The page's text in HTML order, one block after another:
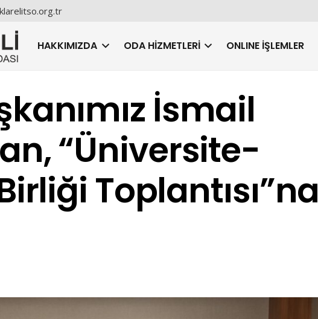
HAKKIMIZDA ODA HIZMETLERI ONLINE İŞLEMLER
İsmail
“Üniversite-
Toplantısı”na